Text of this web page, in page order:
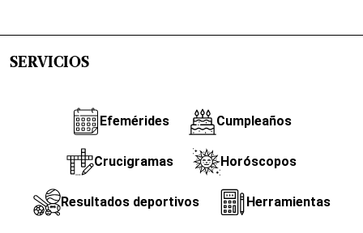
SERVICIOS
Efemérides Cumpleaños
Crucigramas Horóscopos
Resultados deportivos Herramientas